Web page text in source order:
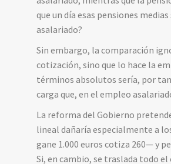
que un día esas pensiones
asalariado?
Sin embargo, la comparación
cotización, sino que lo hace la
términos absolutos sería, por
carga que, en el empleo
La reforma del Gobierno
lineal dañaría especialmente a
gane 1.000 euros cotiza 260— y
Si, en cambio, se traslada todo